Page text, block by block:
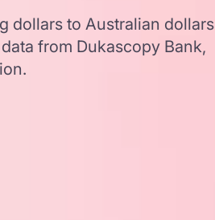
dollars to Australian dollars
from Dukascopy Bank,